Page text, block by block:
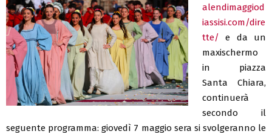
alendimaggiod
iassisi.com/dire
tte/ e da un
maxischermo
in piazza
Santa Chiara,
continuerà
secondo il
seguente programma: giovedì 7 maggio sera si svolgeranno le